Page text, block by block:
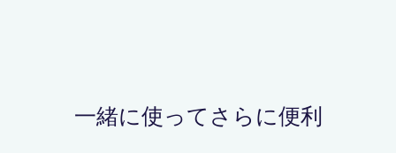
一緒に使ってさらに便利